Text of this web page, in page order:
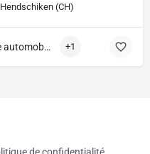
(CH)
Accessoire & pièce détachée automobile +1
de confidentialité